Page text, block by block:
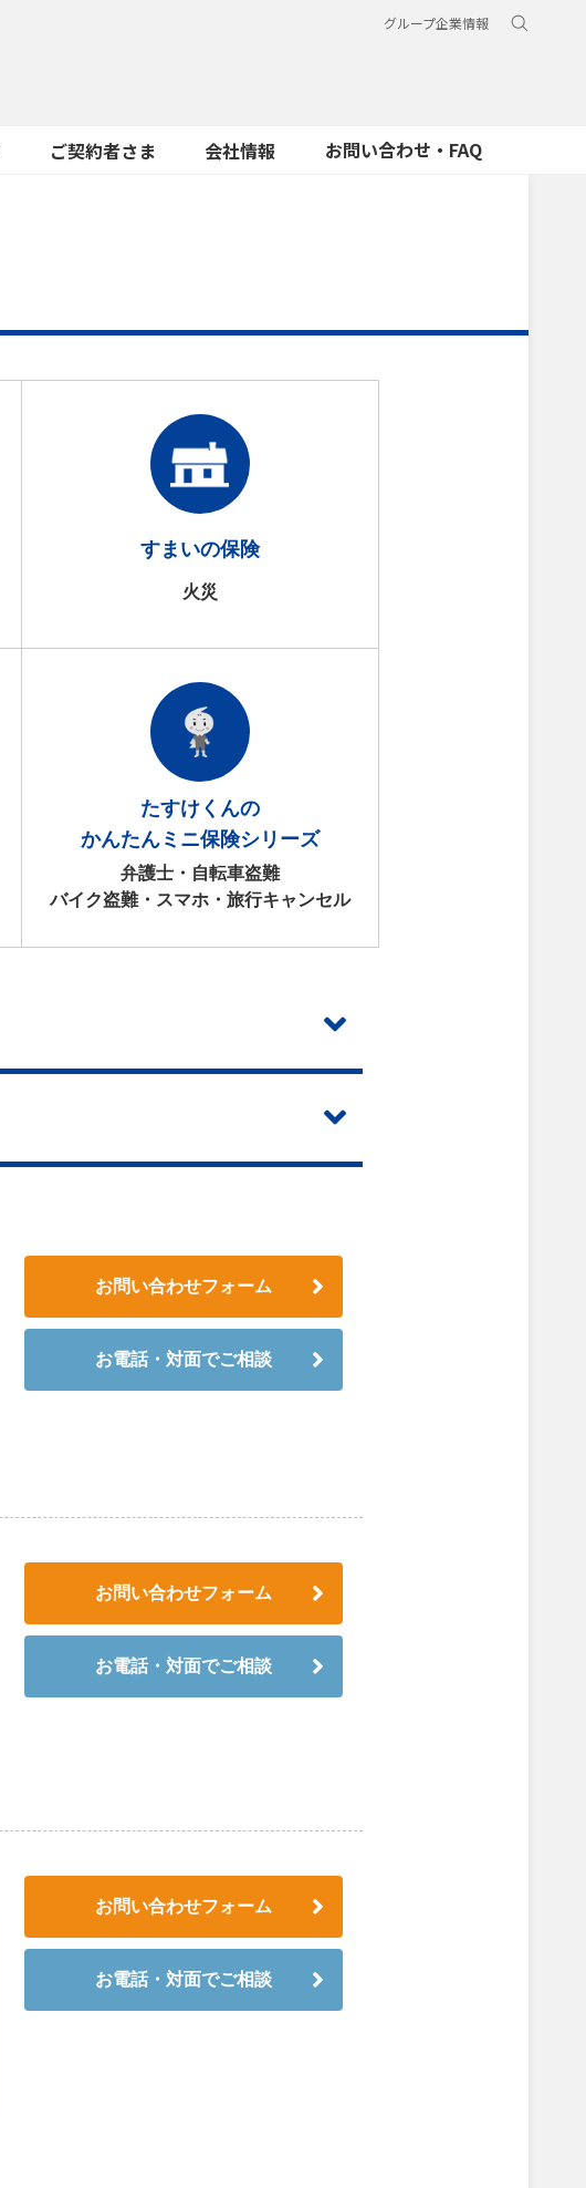
グループ企業情報
ご契約者さま 会社情報 お問い合わせ・FAQ
すまいの保険
火災
たすけくんの
かんたんミニ保険シリーズ
弁護士・自転車盗難
バイク盗難・スマホ・旅行キャンセル
お問い合わせフォーム
お電話・対面でご相談
お問い合わせフォーム
お電話・対面でご相談
お問い合わせフォーム
お電話・対面でご相談